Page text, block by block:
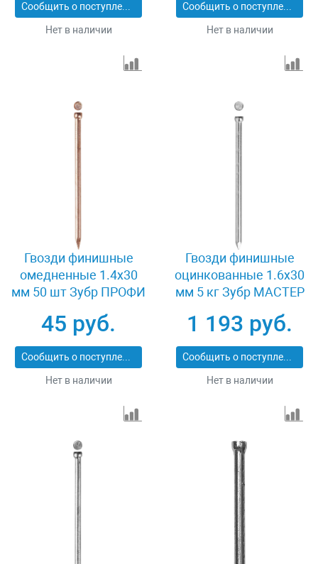
Сообщить о поступлении
Нет в наличии
Сообщить о поступлении
Нет в наличии
Гвозди финишные
омедненные 1.4x30
мм 50 шт Зубр ПРОФИ
45 руб.
Сообщить о поступлении
Нет в наличии
Гвозди финишные
оцинкованные 1.6x30
мм 5 кг Зубр МАСТЕР
1 193 руб.
Сообщить о поступлении
Нет в наличии